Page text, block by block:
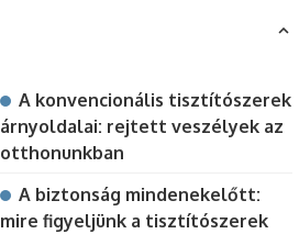
A konvencionális tisztítószerek
árnyoldalai: rejtett veszélyek az
otthonunkban
A biztonság mindenekelőtt:
mire figyeljünk a tisztítószerek